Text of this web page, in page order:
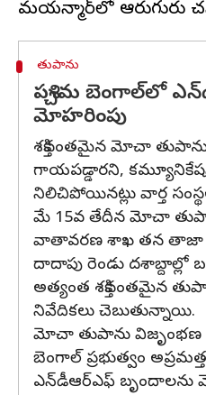
తుపాను
పశ్చిమ బెంగాల్‌‌లో
మోహరింపు
శక్తివంతమైన మోచా
గాయపడ్డారని,
నిలిచిపోయినట్లు వార్త
మే 15వ తేదీన మోచా
వాతావరణ శాఖ తన తాజా
దాదాపు రెండు దశాబ్దాల్లో
అత్యంత శక్తివంతమైన
నివేదికలు చెబుతున్నాయి.
మోచా తుపాను విజృంభణ
బెంగాల్‌ ప్రభుత్వం
ఎన్‌డీఆర్ఎఫ్